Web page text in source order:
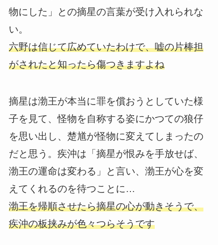
物にした」との摘星の言葉が受け入れられな
い。
六野は信じて広めていたわけで、嘘の片棒担
がされたと知ったら傷つきますよね
摘星は渤王が本当に罪を償おうとしていた様
子を見て、怪物を自称する姿にかつての狼仔
を思い出し、楚馗が怪物に変えてしまったの
だと思う。疾沖は「摘星が恨みを手放せば、
渤王の運命は変わる」と言い、渤王が心を変
えてくれるのを待つことに…
渤王を帰順させたら摘星の心が動きそうで、
疾沖の板挟みが色々つらそうです